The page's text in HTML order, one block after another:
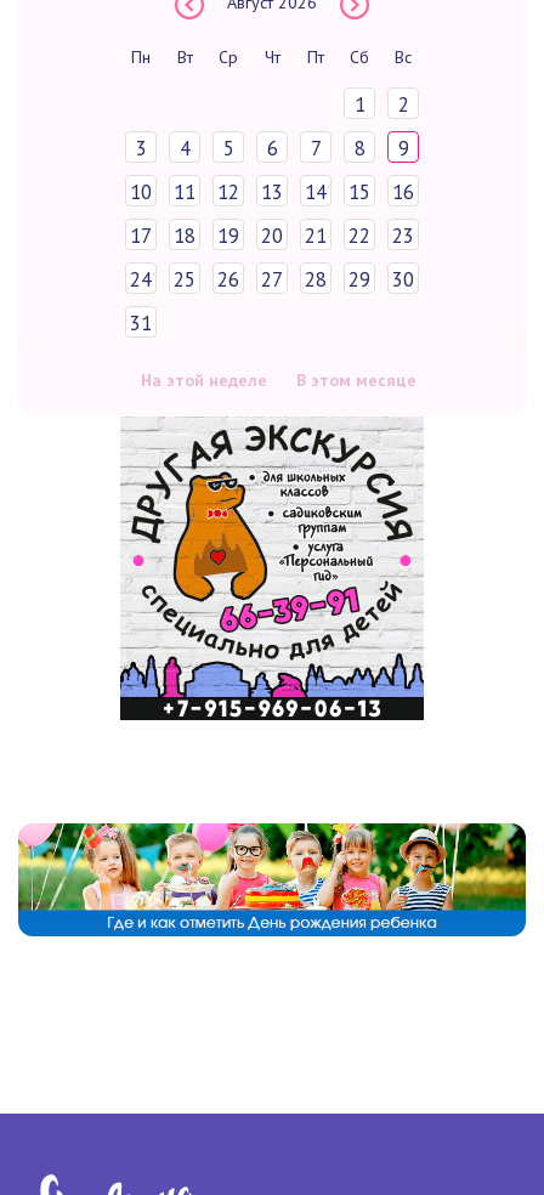
Пн Вт Ср Чт Пт Сб Вс
1
2
3
4 5 6 7 8
9
10
11 12 13 14 15
16
17
18 19 20 21 22
23
24
25 26 27 28 29
30
31
На этой неделе В этом месяце